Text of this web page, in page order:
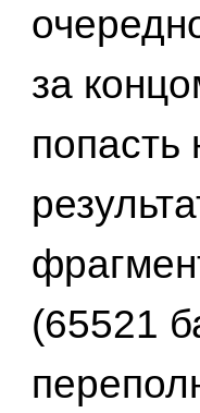
за
попасть
(65521